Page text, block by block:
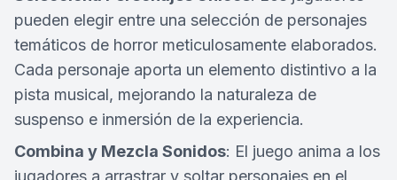
pueden elegir entre una selección de personajes
temáticos de horror meticulosamente elaborados.
Cada personaje aporta un elemento distintivo a la
pista musical, mejorando la naturaleza de
suspenso e inmersión de la experiencia.
Combina y Mezcla Sonidos: El juego anima a los
jugadores a arrastrar y soltar personajes en el